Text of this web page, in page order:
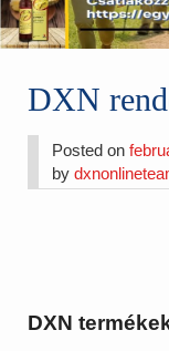
DXN
Posted on
by
DXN